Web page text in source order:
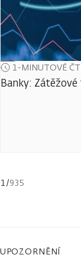
1-MINUTOVÉ
Banky:
1/935
UPOZORNĚNÍ